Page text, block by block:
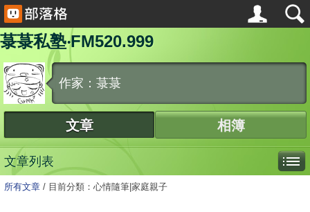
菉菉私塾‧FM520.999
作家：菉菉
文章 相簿
文章列表
所有文章 / 目前分類：心情隨筆|家庭親子